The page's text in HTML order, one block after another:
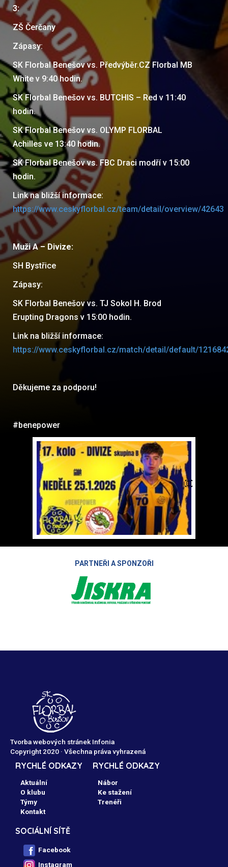
3:
ZŠ Čerčany
Zápasy:
SK Florbal Benešov vs. Předvýběr.CZ Florbal MB
White v 9:40 hodin.
SK Florbal Benešov vs. BUTCHIS – Red v 11:40
hodin.
SK Florbal Benešov vs. OLYMP FLORBAL
Achilles ve 13:40 hodin.
SK Florbal Benešov vs. FBC Draci modří v 15:00
hodin.
Link na bližší informace:
https://www.ceskyflorbal.cz/team/detail/overview/42643
Muži A – Divize:
SH Bystřice
Zápasy:
SK Florbal Benešov vs. TJ Sokol H. Brod
Erupting Dragons v 15:00 hodin.
Link na bližší informace:
https://www.ceskyflorbal.cz/match/detail/default/
Děkujeme za podporu!
#benepower
PARTNEŘI A SPONZOŘI
Tvorba webových stránek Infonia
Copyright 2020 · Všechna práva vyhrazená
RYCHLÉ ODKAZY
Aktuální
O klubu
Týmy
Kontakt
RYCHLÉ ODKAZY
Nábor
Ke stažení
Trenéři
SOCIÁLNÍ SÍTĚ
Facebook
Instagram